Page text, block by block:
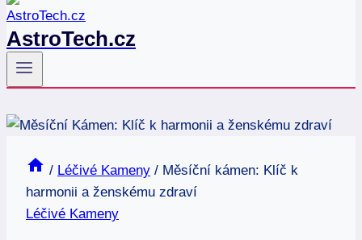
AstroTech.cz
/ Léčivé Kameny / Měsíční kámen: Klíč k
harmonii a ženskému zdraví
Léčivé Kameny